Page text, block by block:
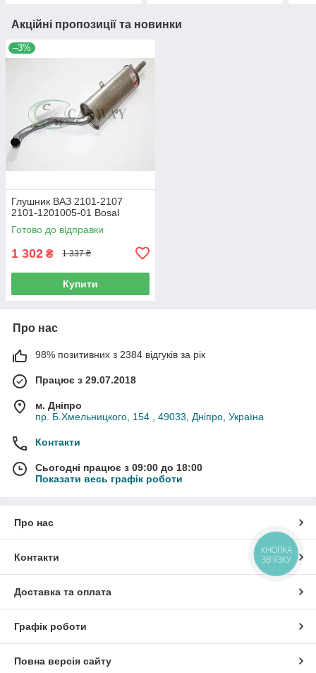
Акційні пропозиції та новинки
–3%
Глушник ВАЗ 2101-2107
2101-1201005-01 Bosal
Готово до відправки
1 302 ₴ 1 337 ₴
Купити
Про нас
98% позитивних з 2384 відгуків за рік
Працює з 29.07.2018
м. Дніпро
пр. Б.Хмельницкого, 154 , 49033, Дніпро, Україна
Контакти
Сьогодні працює з 09:00 до 18:00
Показати весь графік роботи
Про нас
Контакти
Доставка та оплата
Графік роботи
Повна версія сайту
КНОПКА
ЗВ'ЯЗКУ